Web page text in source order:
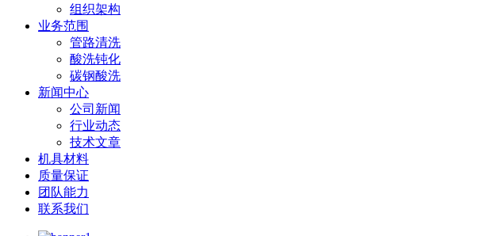
组织架构
业务范围
管路清洗
酸洗钝化
碳钢酸洗
新闻中心
公司新闻
行业动态
技术文章
机具材料
质量保证
团队能力
联系我们